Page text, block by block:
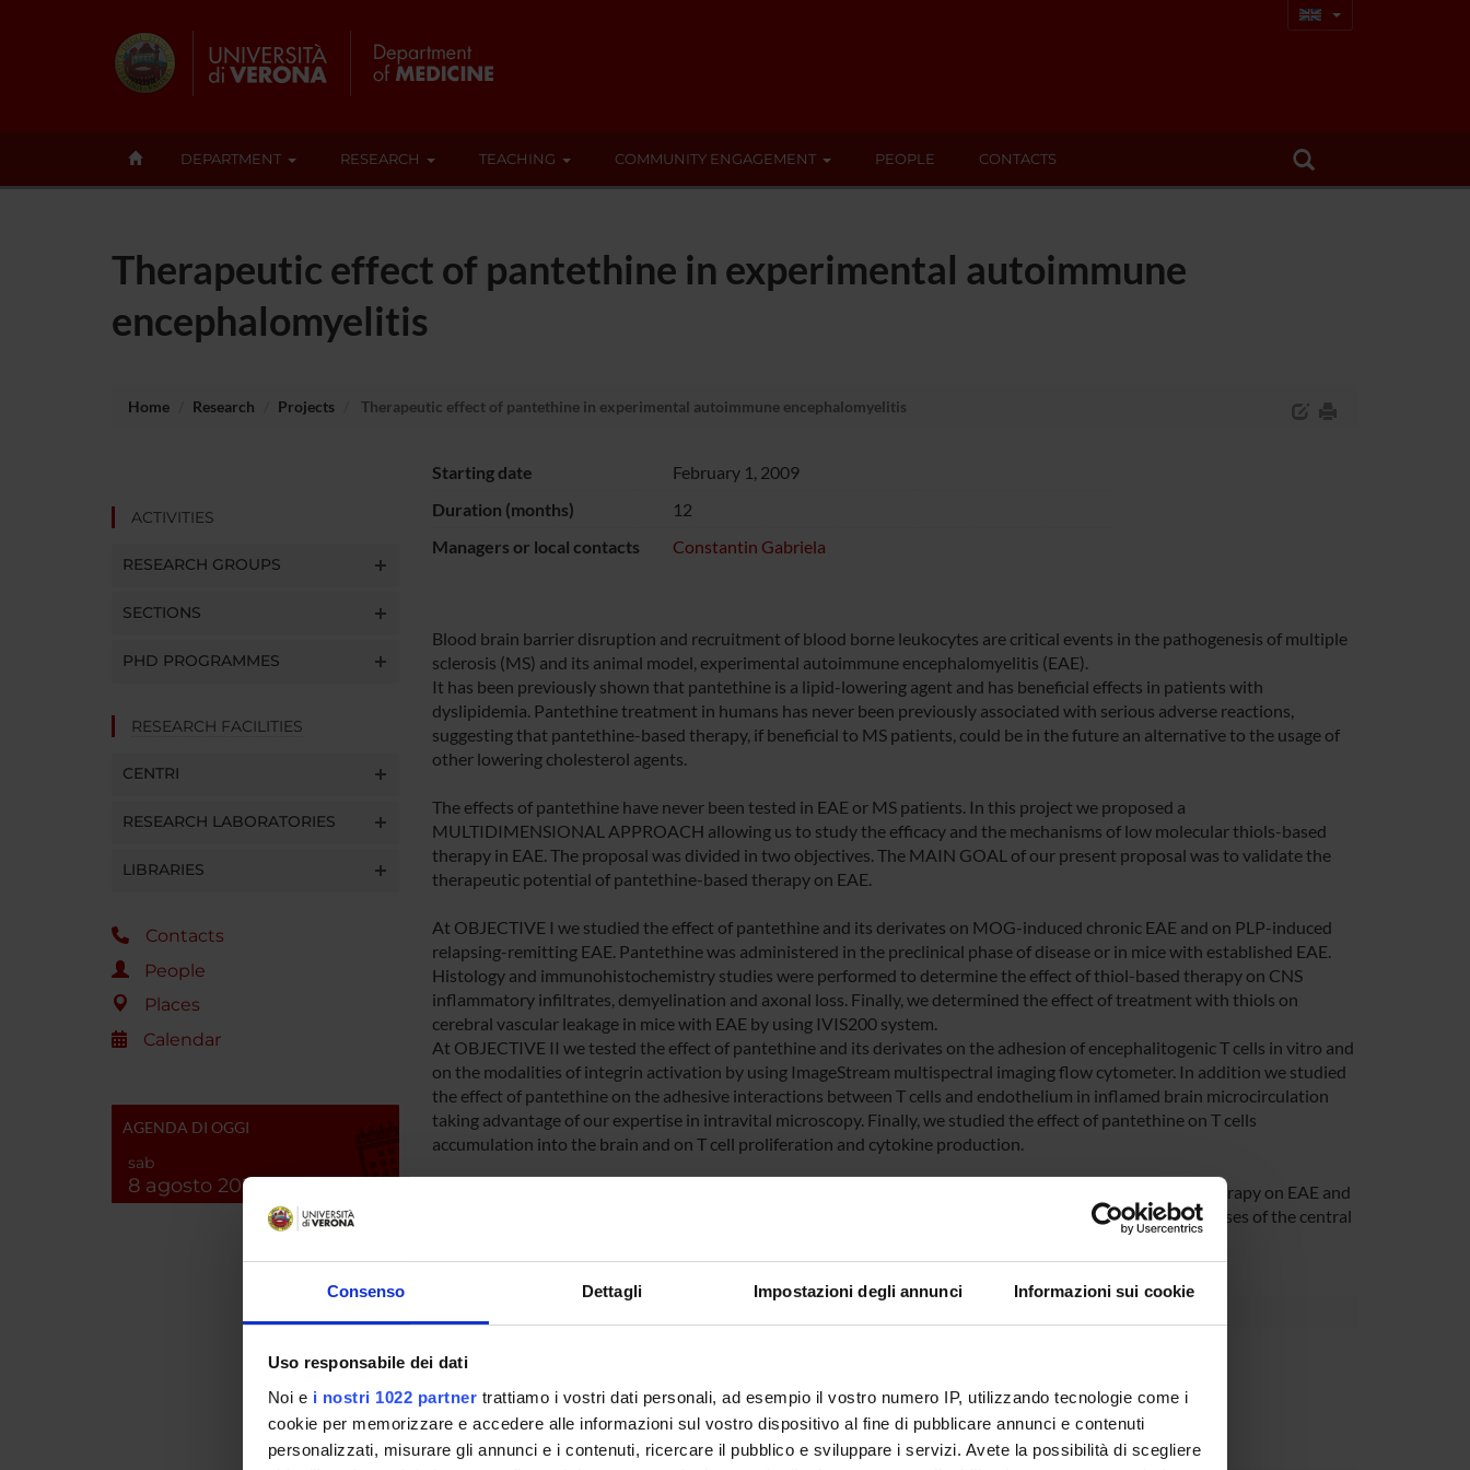
Consenso Dettagli Impostazioni degli annunci Informazioni sui cookie
Uso responsabile dei dati
Noi e i nostri 1022 partner trattiamo i vostri dati personali, ad esempio il vostro numero IP, utilizzando tecnologie come i
cookie per memorizzare e accedere alle informazioni sul vostro dispositivo al fine di pubblicare annunci e contenuti
personalizzati, misurare gli annunci e i contenuti, ricercare il pubblico e sviluppare i servizi. Avete la possibilità di scegliere
DEPARTMENT RESEARCH TEACHING COMMUNITY ENGAGEMENT PEOPLE CONTACTS
Therapeutic effect of pantethine in experimental autoimmune
encephalomyelitis
Home Research Projects Therapeutic effect of pantethine in experimental autoimmune encephalomyelitis
ACTIVITIES
RESEARCH GROUPS
SECTIONS
PHD PROGRAMMES
RESEARCH FACILITIES
CENTRI
RESEARCH LABORATORIES
LIBRARIES
Contacts
People
Places
Calendar
AGENDA DI OGGI
sab
8 agosto 2026
Starting date
February 1, 2009
Duration (months)
12
Managers or local contacts
Constantin Gabriela
Blood brain barrier disruption and recruitment of blood borne leukocytes are critical events in the pathogenesis of multiple
sclerosis (MS) and its animal model, experimental autoimmune encephalomyelitis (EAE).
It has been previously shown that pantethine is a lipid-lowering agent and has beneficial effects in patients with
dyslipidemia. Pantethine treatment in humans has never been previously associated with serious adverse reactions,
suggesting that pantethine-based therapy, if beneficial to MS patients, could be in the future an alternative to the usage of
other lowering cholesterol agents.
The effects of pantethine have never been tested in EAE or MS patients. In this project we proposed a
MULTIDIMENSIONAL APPROACH allowing us to study the efficacy and the mechanisms of low molecular thiols-based
therapy in EAE. The proposal was divided in two objectives. The MAIN GOAL of our present proposal was to validate the
therapeutic potential of pantethine-based therapy on EAE.
At OBJECTIVE I we studied the effect of pantethine and its derivates on MOG-induced chronic EAE and on PLP-induced
relapsing-remitting EAE. Pantethine was administered in the preclinical phase of disease or in mice with established EAE.
Histology and immunohistochemistry studies were performed to determine the effect of thiol-based therapy on CNS
inflammatory infiltrates, demyelination and axonal loss. Finally, we determined the effect of treatment with thiols on
cerebral vascular leakage in mice with EAE by using IVIS200 system.
At OBJECTIVE II we tested the effect of pantethine and its derivates on the adhesion of encephalitogenic T cells in vitro and
on the modalities of integrin activation by using ImageStream multispectral imaging flow cytometer. In addition we studied
the effect of pantethine on the adhesive interactions between T cells and endothelium in inflamed brain microcirculation
taking advantage of our expertise in intravital microscopy. Finally, we studied the effect of pantethine on T cells
accumulation into the brain and on T cell proliferation and cytokine production.
Overall we generated experimental data able to validate the therapeutic potential of pantethine-based therapy on EAE and
to identify a potential new therapeutic approach for autoimmune diseases and chronic inflammatory diseases of the central
FISM - Fondazione Italiana